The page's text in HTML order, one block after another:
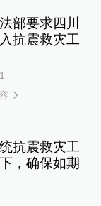
部要求四川
抗震救灾工
抗震救灾工
，确保如期